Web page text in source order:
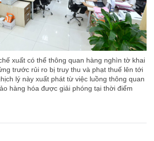
xuất có thể thông quan hàng nghìn tờ khai
trước rủi ro bị truy thu và phạt thuế lên tới
lý này xuất phát từ việc luồng thông quan
hàng hóa được giải phóng tại thời điểm